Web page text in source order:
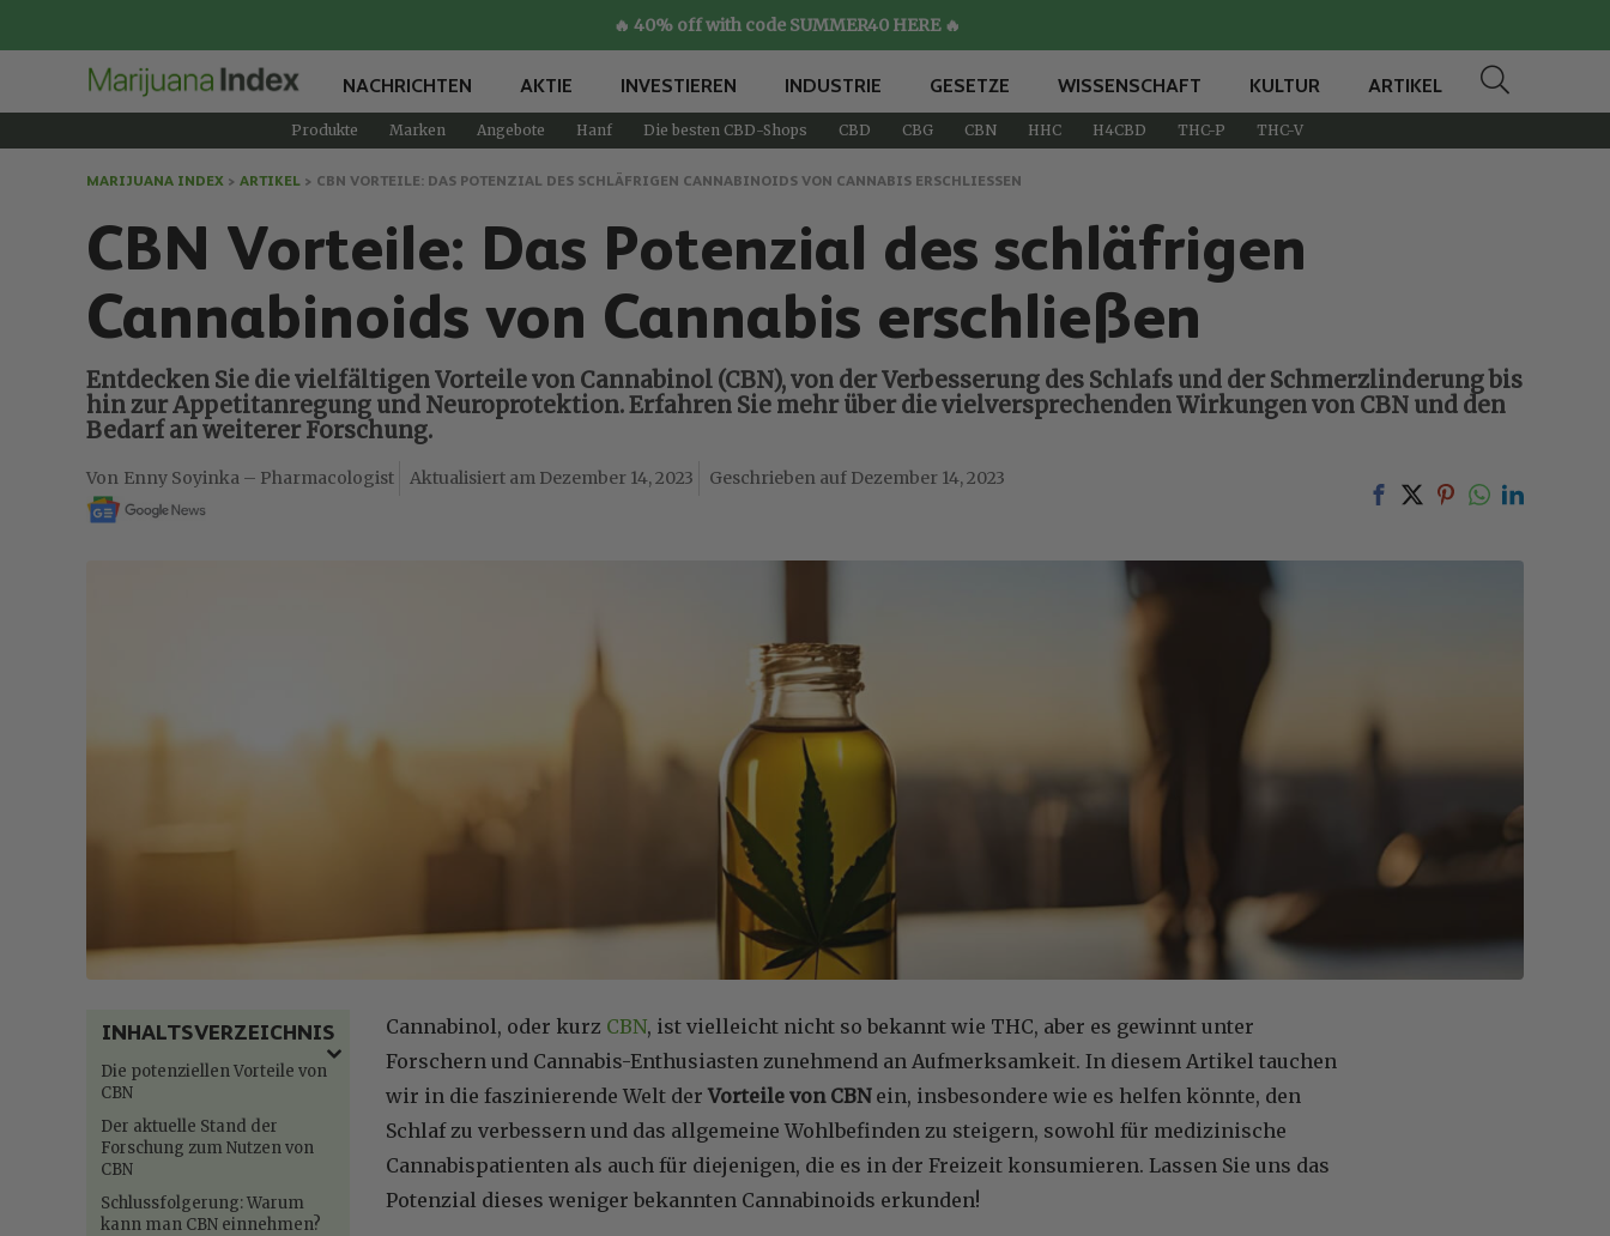
🔥 40% off with code SUMMER40 HERE 🔥
NACHRICHTEN AKTIE INVESTIEREN INDUSTRIE GESETZE WISSENSCHAFT KULTUR ARTIKEL
Produkte Marken Angebote Hanf Die besten CBD-Shops CBD CBG CBN HHC H4CBD THC-P THC-V
MARIJUANA INDEX > ARTIKEL > CBN VORTEILE: DAS POTENZIAL DES SCHLÄFRIGEN CANNABINOIDS VON CANNABIS ERSCHLIESSEN
CBN Vorteile: Das Potenzial des schläfrigen
Cannabinoids von Cannabis erschließen
Entdecken Sie die vielfältigen Vorteile von Cannabinol (CBN), von der Verbesserung des Schlafs und der Schmerzlinderung bis
hin zur Appetitanregung und Neuroprotektion. Erfahren Sie mehr über die vielversprechenden Wirkungen von CBN und den
Bedarf an weiterer Forschung.
Enny Soyinka – Pharmacologist Dezember 14, 2023 Dezember 14, 2023
INHALTSVERZEICHNIS
Die potenziellen Vorteile von
CBN
Der aktuelle Stand der
Forschung zum Nutzen von
CBN
Schlussfolgerung: Warum
kann man CBN einnehmen?
Cannabinol, oder kurz CBN, ist vielleicht nicht so bekannt wie THC, aber es gewinnt unter
Forschern und Cannabis-Enthusiasten zunehmend an Aufmerksamkeit. In diesem Artikel tauchen
wir in die faszinierende Welt der Vorteile von CBNein, insbesondere wie es helfen könnte, den
Schlaf zu verbessern und das allgemeine Wohlbefinden zu steigern, sowohl für medizinische
Cannabispatienten als auch für diejenigen, die es in der Freizeit konsumieren. Lassen Sie uns das
Potenzial dieses weniger bekannten Cannabinoids erkunden!